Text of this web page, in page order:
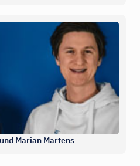
Marian Martens